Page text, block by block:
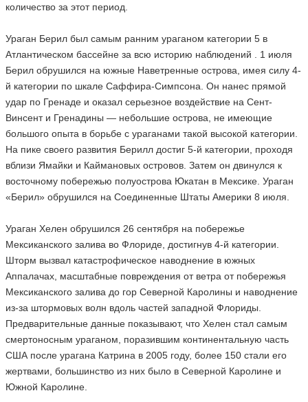
количество за этот период.
Ураган Берил был самым ранним ураганом категории 5 в
Атлантическом бассейне за всю историю наблюдений . 1 июля
Берил обрушился на южные Наветренные острова, имея силу 4-
й категории по шкале Саффира-Симпсона. Он нанес прямой
удар по Гренаде и оказал серьезное воздействие на Сент-
Винсент и Гренадины — небольшие острова, не имеющие
большого опыта в борьбе с ураганами такой высокой категории.
На пике своего развития Берилл достиг 5-й категории, проходя
вблизи Ямайки и Каймановых островов. Затем он двинулся к
восточному побережью полуострова Юкатан в Мексике. Ураган
«Берил» обрушился на Соединенные Штаты Америки 8 июля.
Ураган Хелен обрушился 26 сентября на побережье
Мексиканского залива во Флориде, достигнув 4-й категории.
Шторм вызвал катастрофическое наводнение в южных
Аппалачах, масштабные повреждения от ветра от побережья
Мексиканского залива до гор Северной Каролины и наводнение
из-за штормовых волн вдоль частей западной Флориды.
Предварительные данные показывают, что Хелен стал самым
смертоносным ураганом, поразившим континентальную часть
США после урагана Катрина в 2005 году, более 150 стали его
жертвами, большинство из них было в Северной Каролине и
Южной Каролине.